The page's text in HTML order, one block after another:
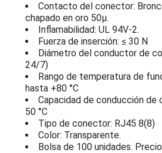
Contacto del conector:
chapado en oro 50μ.
Inflamabilidad: UL 94V-2.
Fuerza de inserción: ≤ 30 N
Diámetro del conductor de
24/7)
Rango de temperatura de
hasta +80 °C
Capacidad de conducción de
50 °C
Tipo de conector: RJ45 8(8)
Color: Transparente.
Bolsa de 100 unidades.